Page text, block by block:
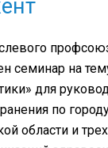
семинар на
для
по
области и